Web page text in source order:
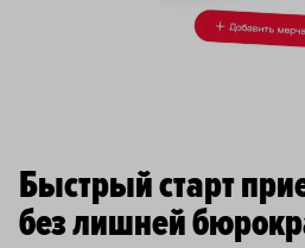
Быстрый старт
без лишней